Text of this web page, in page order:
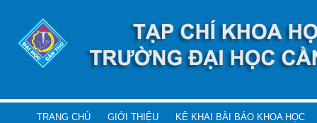
TRANG CHỦ GIỚI THIỆU KÊ KHAI BÀI BÁO KHOA HỌC